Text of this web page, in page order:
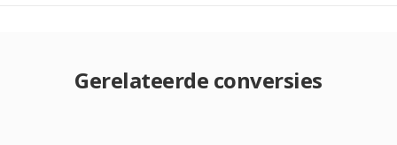
Gerelateerde conversies